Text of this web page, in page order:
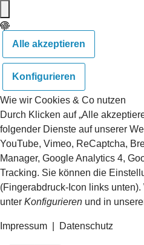
Alle akzeptieren
Konfigurieren
Wie wir Cookies & Co nutzen
Durch Klicken auf „Alle
folgender Dienste auf unserer
YouTube, Vimeo, ReCaptcha,
Manager, Google Analytics 4,
Tracking. Sie können die
(Fingerabdruck-Icon links
unter Konfigurieren und in
Impressum Datenschutz